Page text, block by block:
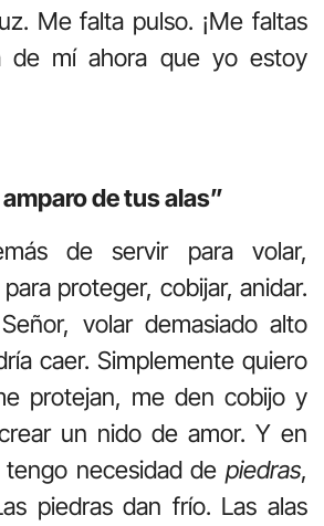
Me falta pulso. ¡Me faltas
de mí ahora que yo estoy
de tus alas”
de servir para volar,
proteger, cobijar, anidar.
volar demasiado alto
caer. Simplemente quiero
protejan, me den cobijo y
un nido de amor. Y en
necesidad de piedras,
piedras dan frío. Las alas